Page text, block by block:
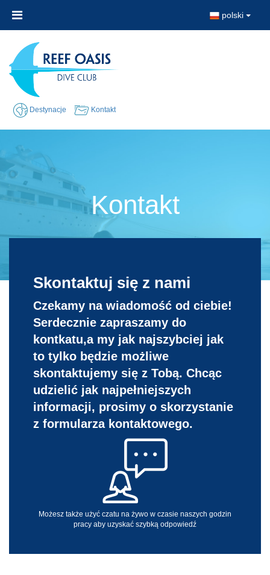
polski
Destynacje Kontakt
Kontakt
Skontaktuj się z nami
Czekamy na wiadomość od ciebie!
Serdecznie zapraszamy do
kontkatu,a my jak najszybciej jak
to tylko będzie możliwe
skontaktujemy się z Tobą. Chcąc
udzielić jak najpełniejszych
informacji, prosimy o skorzystanie
z formularza kontaktowego.
Możesz także użyć czatu na żywo w czasie naszych godzin
pracy aby uzyskać szybką odpowiedź